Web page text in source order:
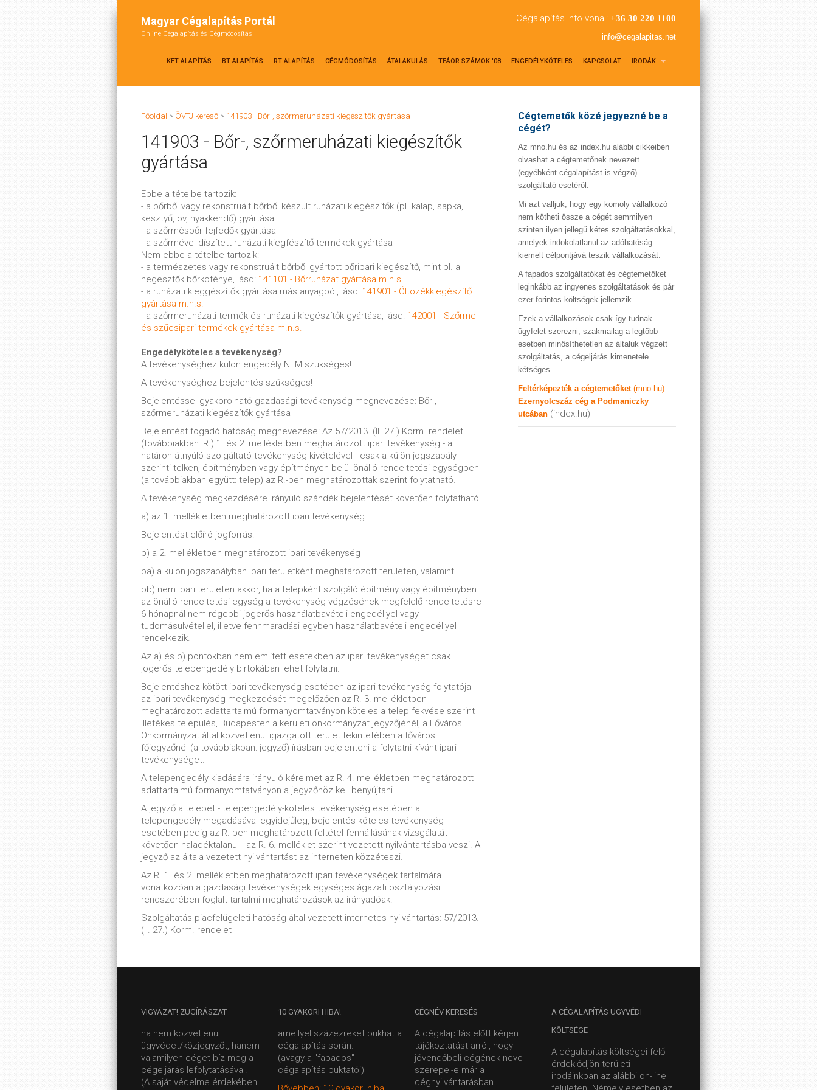
Magyar Cégalapítás Portál
Online Cégalapítás és Cégmódosítás
Cégalapítás info vonal: +36 30 220 1100
info@cegalapitas.net
KFT ALAPÍTÁS BT ALAPÍTÁS RT ALAPÍTÁS CÉGMÓDOSÍTÁS ÁTALAKULÁS TEÁOR SZÁMOK '08 ENGEDÉLYKÖTELES KAPCSOLAT IRODÁK
Főoldal > ÖVTJ kereső > 141903 - Bőr-, szőrmeruházati kiegészítők gyártása
141903 - Bőr-, szőrmeruházati kiegészítők
gyártása
Ebbe a tételbe tartozik:
- a bőrből vagy rekonstruált bőrből készült ruházati kiegészítők (pl. kalap, sapka,
kesztyű, öv, nyakkendő) gyártása
- a szőrmésbőr fejfedők gyártása
- a szőrmével díszített ruházati kiegfészítő termékek gyártása
Nem ebbe a tételbe tartozik:
- a természetes vagy rekonstruált bőrből gyártott bőripari kiegészítő, mint pl. a
hegesztők bőrköténye, lásd: 141101 - Bőrruházat gyártása m.n.s.
- a ruházati kieggészítők gyártása más anyagból, lásd: 141901 - Öltözékkiegészítő
gyártása m.n.s.
- a szőrmeruházati termék és ruházati kiegészítők gyártása, lásd: 142001 - Szőrme-
és szűcsipari termékek gyártása m.n.s.
Engedélyköteles a tevékenység?
A tevékenységhez külön engedély NEM szükséges!
A tevékenységhez bejelentés szükséges!
Bejelentéssel gyakorolható gazdasági tevékenység megnevezése: Bőr-,
szőrmeruházati kiegészítők gyártása
Bejelentést fogadó hatóság megnevezése: Az 57/2013. (II. 27.) Korm. rendelet
(továbbiakban: R.) 1. és 2. mellékletben meghatározott ipari tevékenység - a
határon átnyúló szolgáltató tevékenység kivételével - csak a külön jogszabály
szerinti telken, építményben vagy építményen belül önálló rendeltetési egységben
(a továbbiakban együtt: telep) az R.-ben meghatározottak szerint folytatható.
A tevékenység megkezdésére irányuló szándék bejelentését követően folytatható
a) az 1. mellékletben meghatározott ipari tevékenység
Bejelentést előíró jogforrás:
b) a 2. mellékletben meghatározott ipari tevékenység
ba) a külön jogszabályban ipari területként meghatározott területen, valamint
bb) nem ipari területen akkor, ha a telepként szolgáló építmény vagy építményben
az önálló rendeltetési egység a tevékenység végzésének megfelelő rendeltetésre
6 hónapnál nem régebbi jogerős használatbavételi engedéllyel vagy
tudomásulvétellel, illetve fennmaradási egyben használatbavételi engedéllyel
rendelkezik.
Az a) és b) pontokban nem említett esetekben az ipari tevékenységet csak
jogerős telepengedély birtokában lehet folytatni.
Bejelentéshez kötött ipari tevékenység esetében az ipari tevékenység folytatója
az ipari tevékenység megkezdését megelőzően az R. 3. mellékletben
meghatározott adattartalmú formanyomtatványon köteles a telep fekvése szerint
illetékes település, Budapesten a kerületi önkormányzat jegyzőjénél, a Fővárosi
Önkormányzat által közvetlenül igazgatott terület tekintetében a fővárosi
főjegyzőnél (a továbbiakban: jegyző) írásban bejelenteni a folytatni kívánt ipari
tevékenységet.
A telepengedély kiadására irányuló kérelmet az R. 4. mellékletben meghatározott
adattartalmú formanyomtatványon a jegyzőhöz kell benyújtani.
A jegyző a telepet - telepengedély-köteles tevékenység esetében a
telepengedély megadásával egyidejűleg, bejelentés-köteles tevékenység
esetében pedig az R.-ben meghatározott feltétel fennállásának vizsgálatát
követően haladéktalanul - az R. 6. melléklet szerint vezetett nyilvántartásba veszi. A
jegyző az általa vezetett nyilvántartást az interneten közzéteszi.
Az R. 1. és 2. mellékletben meghatározott ipari tevékenységek tartalmára
vonatkozóan a gazdasági tevékenységek egységes ágazati osztályozási
rendszerében foglalt tartalmi meghatározások az irányadóak.
Szolgáltatás piacfelügeleti hatóság által vezetett internetes nyilvántartás: 57/2013.
(II. 27.) Korm. rendelet
Cégtemetők közé jegyezné be a
cégét?
Az mno.hu és az index.hu alábbi cikkeiben
olvashat a cégtemetőnek nevezett
(egyébként cégalapítást is végző)
szolgáltató esetéről.
Mi azt valljuk, hogy egy komoly vállalkozó
nem kötheti össze a cégét semmilyen
szinten ilyen jellegű kétes szolgáltatásokkal,
amelyek indokolatlanul az adóhatóság
kiemelt célpontjává teszik vállalkozását.
A fapados szolgáltatókat és cégtemetőket
leginkább az ingyenes szolgáltatások és pár
ezer forintos költségek jellemzik.
Ezek a vállalkozások csak így tudnak
ügyfelet szerezni, szakmailag a legtöbb
esetben minősíthetetlen az általuk végzett
szolgáltatás, a cégeljárás kimenetele
kétséges.
Feltérképezték a cégtemetőket (mno.hu)
Ezernyolcszáz cég a Podmaniczky
utcában (index.hu)
VIGYÁZAT! ZUGÍRÁSZAT
ha nem közvetlenül
ügyvédet/közjegyzőt, hanem
valamilyen céget bíz meg a
cégeljárás lefolytatásával.
(A saját védelme érdekében
10 GYAKORI HIBA!
amellyel százezreket bukhat a
cégalapítás során.
(avagy a "fapados"
cégalapítás buktatói)
CÉGNÉV KERESÉS
A cégalapítás előtt kérjen
tájékoztatást arról, hogy
jövendőbeli cégének neve
szerepel-e már a
cégnyilvántarásban.
A CÉGALAPÍTÁS ÜGYVÉDI
KÖLTSÉGE
A cégalapítás költségei felől
érdeklődjön területi
irodáinkban az alábbi on-line